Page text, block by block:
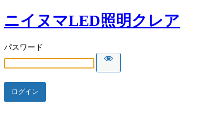
ニイヌマLED照明クレア
パスワード